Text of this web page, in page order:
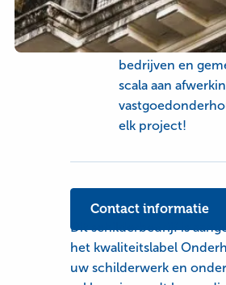
Over
dit
bedrijf
De kracht van
Wij bieden
bedrijven en
scala aan
elk project!
Contact informatie
Dit schilderbedrijf is
het kwaliteitslabel
uw schilderwerk en